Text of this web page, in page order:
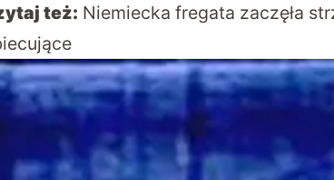
też: Niemiecka fregata zaczęła